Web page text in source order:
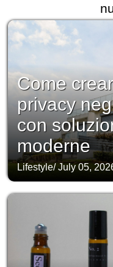
Come
privacy
con
moderne
Lifestyle/July 05,